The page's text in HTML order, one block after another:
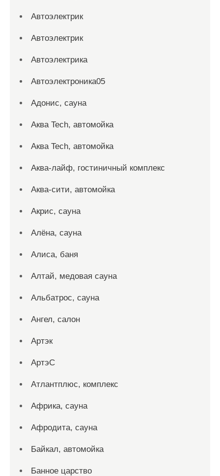
Автоэлектрик
Автоэлектрик
Автоэлектрика
Автоэлектроника05
Адонис, сауна
Аква Tech, автомойка
Аква Tech, автомойка
Аква-лайф, гостиничный комплекс
Аква-сити, автомойка
Акрис, сауна
Алёна, сауна
Алиса, баня
Алтай, медовая сауна
Альбатрос, сауна
Ангел, салон
Артэк
АртэС
Атлантплюс, комплекс
Африка, сауна
Афродита, сауна
Байкал, автомойка
Банное царство